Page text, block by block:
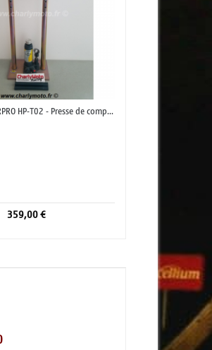
HP-T02 - Presse de comp...
359,00 €